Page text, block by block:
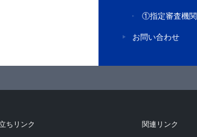
①指定審査機関
お問い合わせ
ちリンク 関連リンク